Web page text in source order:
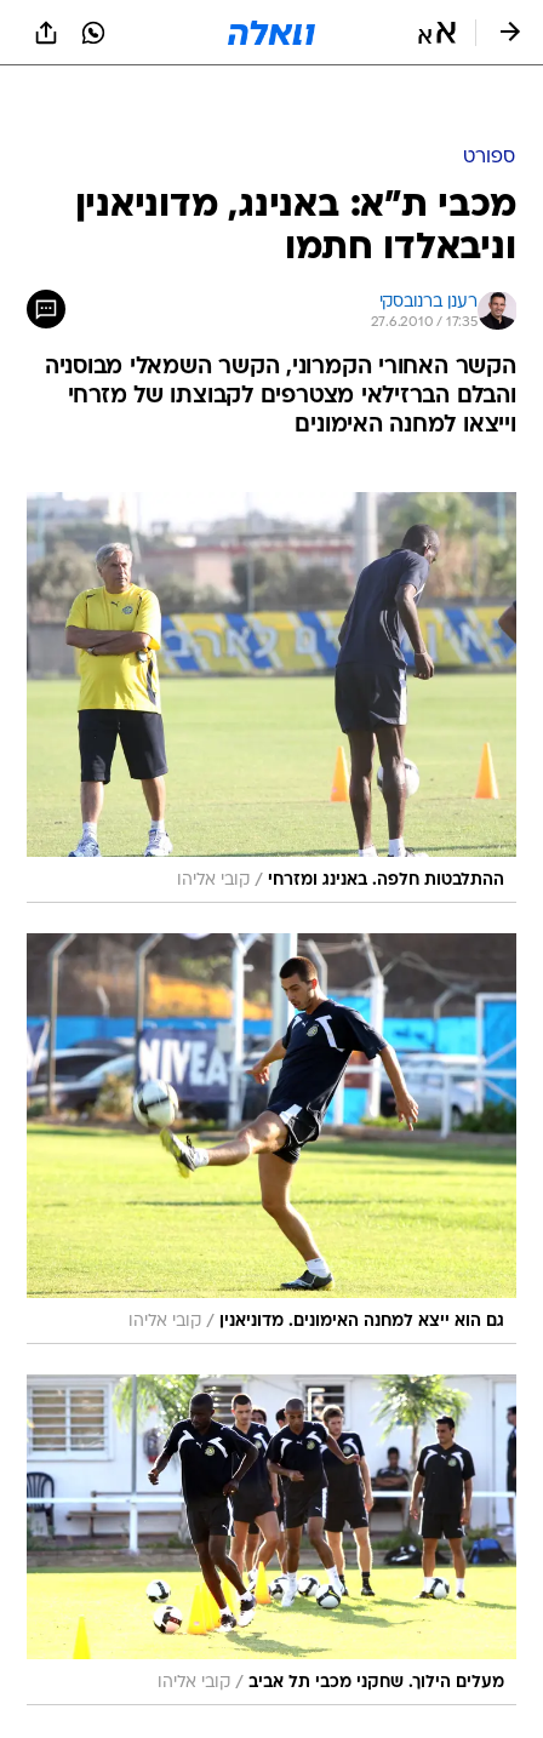
ספורט
מכבי ת"א: באנינג, מדוניאנין
וניבאלדו חתמו
רענן ברנובסקי
27.6.2010 / 17:35
הקשר האחורי הקמרוני, הקשר השמאלי מבוסניה
והבלם הברזילאי מצטרפים לקבוצתו של מזרחי
וייצאו למחנה האימונים
ההתלבטות חלפה. באנינג ומזרחי / קובי אליהו
גם הוא ייצא למחנה האימונים. מדוניאנין / קובי אליהו
מעלים הילוך. שחקני מכבי תל אביב / קובי אליהו